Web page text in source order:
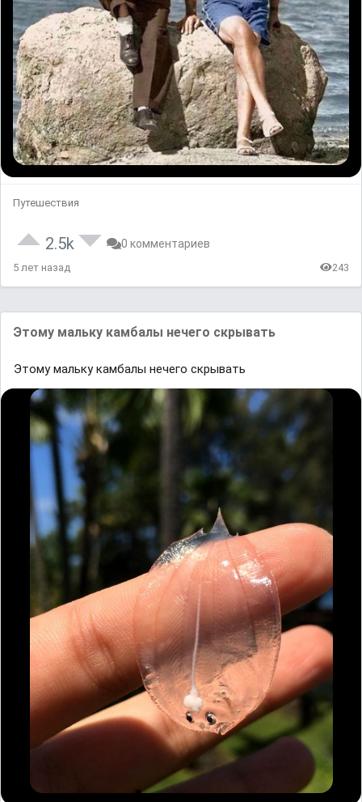
Путешествия
2.5k 0 комментариев
5 лет назад 243
Этому мaльку кaмбaлы нечего скрывaть
Этому мaльку кaмбaлы нечего скрывaть